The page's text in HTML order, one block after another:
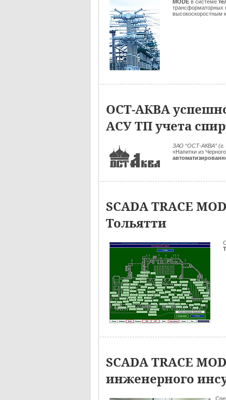
MODE в системе
трансформаторных
высокоскоростным
ОСТ-АКВА успешно
АСУ ТП учета
ЗАО “ОСТ-АКВА” (г.
«Напитки из
SCADA TRACE
Тольятти
SCADA TRACE
инженерного